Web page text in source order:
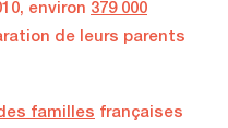
environ 379 000
de leurs parents
familles françaises